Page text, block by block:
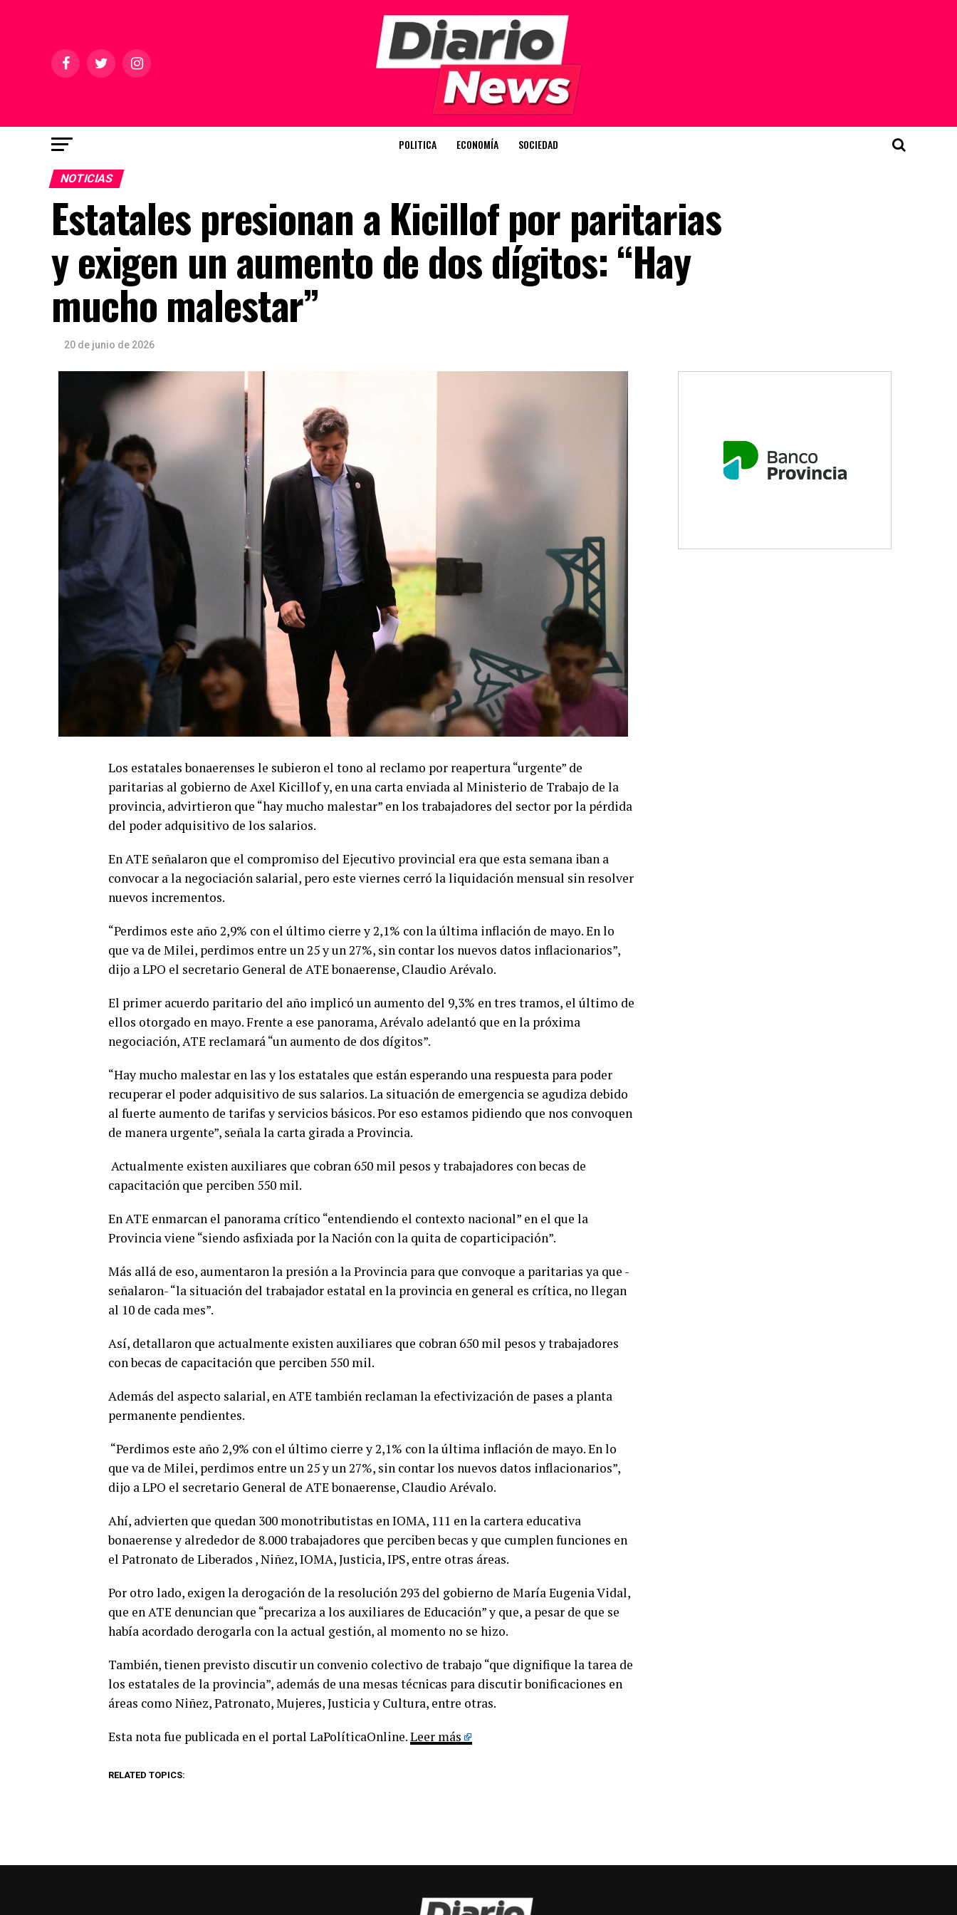
POLITICA ECONOMÍA SOCIEDAD
NOTICIAS
Estatales presionan a Kicillof por paritarias
y exigen un aumento de dos dígitos: “Hay
mucho malestar”
20 de junio de 2026
Los estatales bonaerenses le subieron el tono al reclamo por reapertura “urgente” de
paritarias al gobierno de Axel Kicillof y, en una carta enviada al Ministerio de Trabajo de la
provincia, advirtieron que “hay mucho malestar” en los trabajadores del sector por la pérdida
del poder adquisitivo de los salarios.
En ATE señalaron que el compromiso del Ejecutivo provincial era que esta semana iban a
convocar a la negociación salarial, pero este viernes cerró la liquidación mensual sin resolver
nuevos incrementos.
“Perdimos este año 2,9% con el último cierre y 2,1% con la última inflación de mayo. En lo
que va de Milei, perdimos entre un 25 y un 27%, sin contar los nuevos datos inflacionarios”,
dijo a LPO el secretario General de ATE bonaerense, Claudio Arévalo.
El primer acuerdo paritario del año implicó un aumento del 9,3% en tres tramos, el último de
ellos otorgado en mayo. Frente a ese panorama, Arévalo adelantó que en la próxima
negociación, ATE reclamará “un aumento de dos dígitos”.
“Hay mucho malestar en las y los estatales que están esperando una respuesta para poder
recuperar el poder adquisitivo de sus salarios. La situación de emergencia se agudiza debido
al fuerte aumento de tarifas y servicios básicos. Por eso estamos pidiendo que nos convoquen
de manera urgente”, señala la carta girada a Provincia.
Actualmente existen auxiliares que cobran 650 mil pesos y trabajadores con becas de
capacitación que perciben 550 mil.
En ATE enmarcan el panorama crítico “entendiendo el contexto nacional” en el que la
Provincia viene “siendo asfixiada por la Nación con la quita de coparticipación”.
Más allá de eso, aumentaron la presión a la Provincia para que convoque a paritarias ya que -
señalaron- “la situación del trabajador estatal en la provincia en general es crítica, no llegan
al 10 de cada mes”.
Así, detallaron que actualmente existen auxiliares que cobran 650 mil pesos y trabajadores
con becas de capacitación que perciben 550 mil.
Además del aspecto salarial, en ATE también reclaman la efectivización de pases a planta
permanente pendientes.
“Perdimos este año 2,9% con el último cierre y 2,1% con la última inflación de mayo. En lo
que va de Milei, perdimos entre un 25 y un 27%, sin contar los nuevos datos inflacionarios”,
dijo a LPO el secretario General de ATE bonaerense, Claudio Arévalo.
Ahí, advierten que quedan 300 monotributistas en IOMA, 111 en la cartera educativa
bonaerense y alrededor de 8.000 trabajadores que perciben becas y que cumplen funciones en
el Patronato de Liberados , Niñez, IOMA, Justicia, IPS, entre otras áreas.
Por otro lado, exigen la derogación de la resolución 293 del gobierno de María Eugenia Vidal,
que en ATE denuncian que “precariza a los auxiliares de Educación” y que, a pesar de que se
había acordado derogarla con la actual gestión, al momento no se hizo.
También, tienen previsto discutir un convenio colectivo de trabajo “que dignifique la tarea de
los estatales de la provincia”, además de una mesas técnicas para discutir bonificaciones en
áreas como Niñez, Patronato, Mujeres, Justicia y Cultura, entre otras.
Esta nota fue publicada en el portal LaPolíticaOnline.Leer más
RELATED TOPICS: